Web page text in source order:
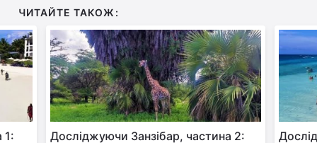
ЧИТАЙТЕ ТАКОЖ:
1:
Досліджуючи Занзібар, частина 2: